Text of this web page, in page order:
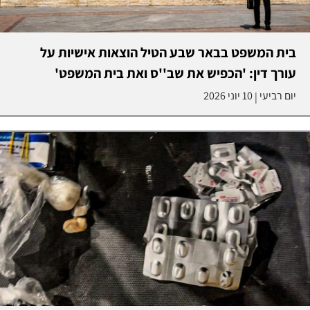
בית המשפט בבאר שבע הטיל הוצאות אישיות על
עורך דין: 'הכפיש את שב''ס ואת בית המשפט'
יום רביעי |10 יוני 2026